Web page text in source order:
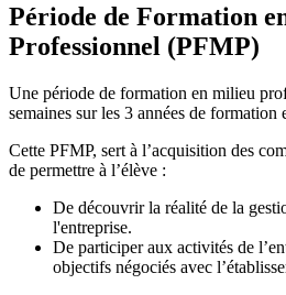
Période de Formation
Professionnel (PFMP)
Une période de formation en milieu
semaines sur les 3 années de formation
Cette PFMP, sert à l’acquisition des
de permettre à l’élève :
De découvrir la réalité de la
l'entreprise.
De participer aux activités de
objectifs négociés avec